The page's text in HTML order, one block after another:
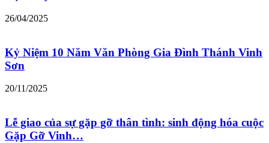
26/04/2025
Kỷ Niệm 10 Năm Văn Phòng Gia Đình Thánh Vinh
Sơn
20/11/2025
Lễ giao của sự gặp gỡ thân tình: sinh động hóa cuộc
Gặp Gỡ Vinh…